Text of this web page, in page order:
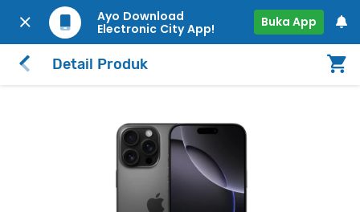
Ayo Download
Electronic City App!
Buka App
Detail Produk